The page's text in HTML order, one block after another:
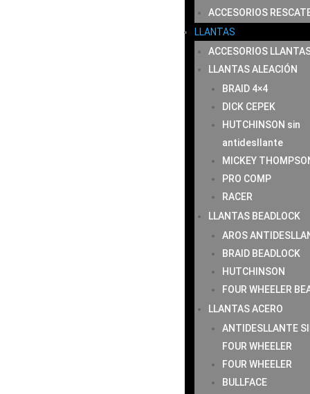
ACCESORIOS
LLANTAS
ACCESORIOS
LLANTAS ALEACIÓN
BRAID 4×4
DICK CEPEK
HUTCHINSON sin
antidesllante
MICKEY
PRO COMP
RACER
LLANTAS BEADLOCK
AROS
BRAID BEADLOCK
HUTCHINSON
FOUR WHEELER
LLANTAS ACERO
ANTIDESLLANTE
FOUR WHEELER
FOUR WHEELER
BULLFACE